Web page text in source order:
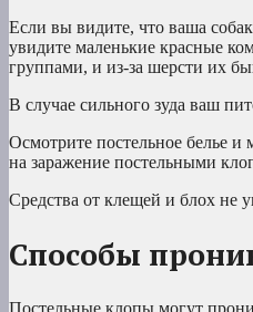
Если вы видите, что ваша
увидите маленькие красные
группами, и из-за шерсти их
В случае сильного зуда ваш
Осмотрите постельное белье
на заражение постельными
Средства от клещей и блох не
Способы